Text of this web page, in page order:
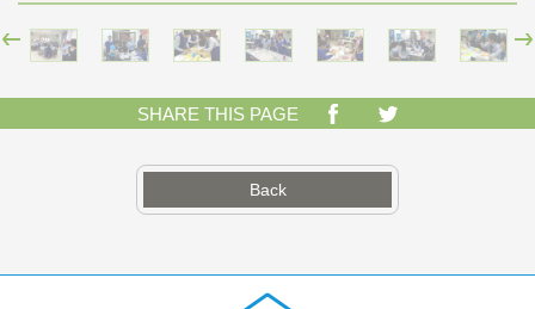
SHARE THIS PAGE
Back